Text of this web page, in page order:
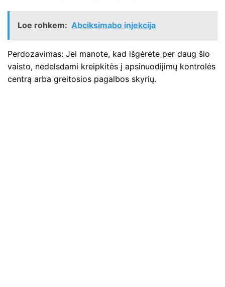
Loe rohkem: Abciksimabo injekcija
Perdozavimas: Jei manote, kad išgėrėte per daug šio
vaisto, nedelsdami kreipkitės į apsinuodijimų kontrolės
centrą arba greitosios pagalbos skyrių.